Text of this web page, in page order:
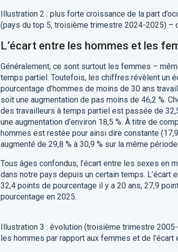
Illustration 2 : plus forte croissance de la part
(pays du top 5, troisième trimestre 2024-2025) –
L’écart entre les hommes et les
Généralement, ce sont surtout les femmes –
temps partiel. Toutefois, les chiffres révèlent un
pourcentage d’hommes de moins de 30 ans
soit une augmentation de pas moins de 46,2 %.
des travailleurs à temps partiel est passée de
une augmentation d’environ 18,5 %. À titre de
hommes est restée pour ainsi dire constante
augmenté de 29,8 % à 30,9 % sur la même période.
Tous âges confondus, l’écart entre les sexes en
dans notre pays depuis un certain temps.
32,4 points de pourcentage il y a 20 ans, 27,9
pourcentage en 2025.
Illustration 3 : évolution (troisième trimestre
les hommes par rapport aux femmes et de